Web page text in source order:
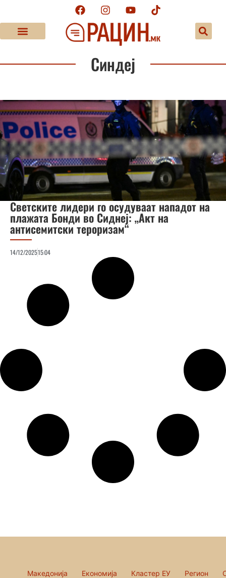
Синдеј
Светските лидери го осудуваат нападот на
плажата Бонди во Сиднеј: „Акт на
антисемитски тероризам“
14/12/202515:04
Македонија Економија Кластер ЕУ Регион